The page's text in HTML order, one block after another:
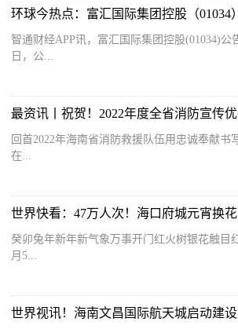
智通财经APP讯，富汇国际集团控股(01034)公
日，公...
回首2022年海南省消防救援队伍用忠诚奉献书
在...
癸卯兔年新年新气象万事开门红火树银花触目
月5...